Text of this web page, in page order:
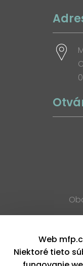
Web
Niektoré tieto